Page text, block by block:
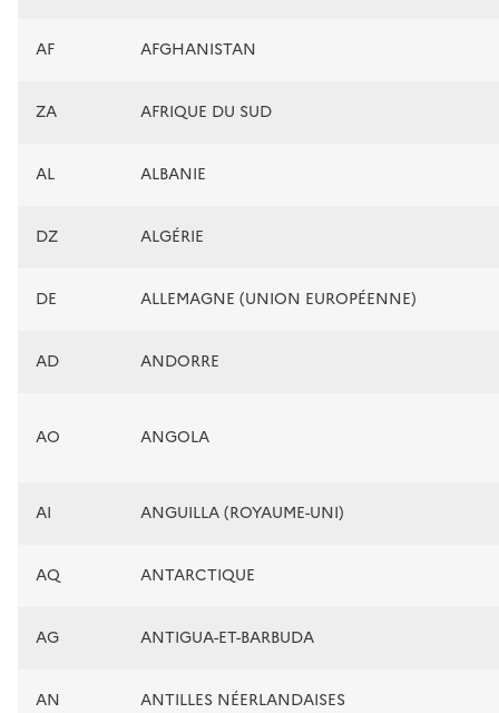
AF AFGHANISTAN
ZA AFRIQUE DU SUD
AL ALBANIE
DZ ALGÉRIE
DE ALLEMAGNE (UNION EUROPÉENNE)
AD ANDORRE
AO ANGOLA
AI ANGUILLA (ROYAUME-UNI)
AQ ANTARCTIQUE
AG ANTIGUA-ET-BARBUDA
AN ANTILLES NÉERLANDAISES